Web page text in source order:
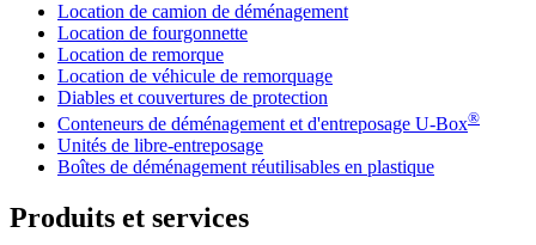
Location de camion de déménagement
Location de fourgonnette
Location de remorque
Location de véhicule de remorquage
Diables et couvertures de protection
Conteneurs de déménagement et d'entreposage U-Box®
Unités de libre-entreposage
Boîtes de déménagement réutilisables en plastique
Produits et services